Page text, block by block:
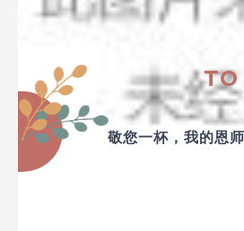
TO
敬您一杯，我的恩